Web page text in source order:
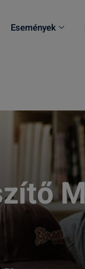
Események